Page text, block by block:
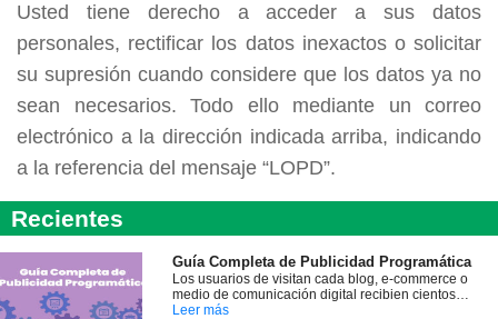
Usted tiene derecho a acceder a sus datos
personales, rectificar los datos inexactos o solicitar
su supresión cuando considere que los datos ya no
sean necesarios. Todo ello mediante un correo
electrónico a la dirección indicada arriba, indicando
a la referencia del mensaje “LOPD”.
Recientes
Guía Completa de Publicidad Programática
Los usuarios de visitan cada blog, e-commerce o
medio de comunicación digital recibien cientos…
Leer más